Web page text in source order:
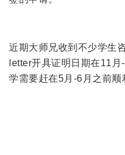
近期大师兄收到不少学生
letter开具证明日期在11
学需要赶在5月-6月之前顺